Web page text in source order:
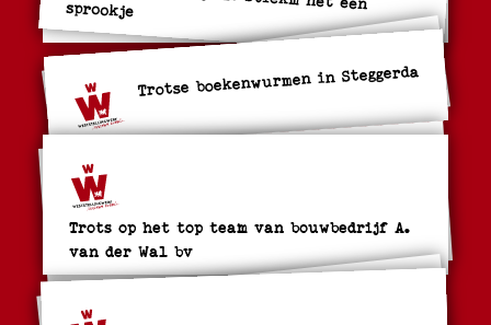
sprookje
Trotse boekenwurmen in Steggerda
Trots op het top team van bouwbedrijf A.
van der Wal bv